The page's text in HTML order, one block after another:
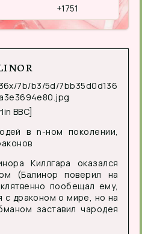
+1751
BBC]
в n-ном поколении,
Киллгара оказался
(Балинор поверил на
пообещал ему,
с драконом о мире, но на
заставил чародея